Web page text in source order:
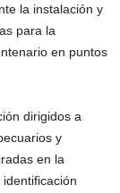
la instalación y
para la
en puntos
dirigidos a
y
en la